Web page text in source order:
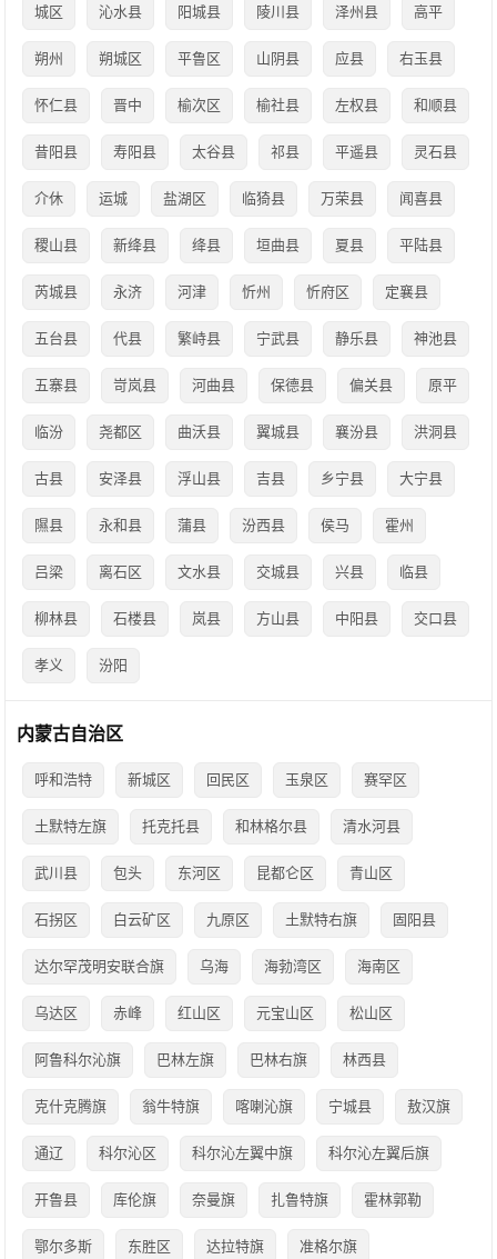
城区 沁水县 阳城县 陵川县 泽州县 高平
朔州 朔城区 平鲁区 山阴县 应县 右玉县
怀仁县 晋中 榆次区 榆社县 左权县 和顺县
昔阳县 寿阳县 太谷县 祁县 平遥县 灵石县
介休 运城 盐湖区 临猗县 万荣县 闻喜县
稷山县 新绛县 绛县 垣曲县 夏县 平陆县
芮城县 永济 河津 忻州 忻府区 定襄县
五台县 代县 繁峙县 宁武县 静乐县 神池县
五寨县 岢岚县 河曲县 保德县 偏关县 原平
临汾 尧都区 曲沃县 翼城县 襄汾县 洪洞县
古县 安泽县 浮山县 吉县 乡宁县 大宁县
隰县 永和县 蒲县 汾西县 侯马 霍州
吕梁 离石区 文水县 交城县 兴县 临县
柳林县 石楼县 岚县 方山县 中阳县 交口县
孝义 汾阳
内蒙古自治区
呼和浩特 新城区 回民区 玉泉区 赛罕区
土默特左旗 托克托县 和林格尔县 清水河县
武川县 包头 东河区 昆都仑区 青山区
石拐区 白云矿区 九原区 土默特右旗 固阳县
达尔罕茂明安联合旗 乌海 海勃湾区 海南区
乌达区 赤峰 红山区 元宝山区 松山区
阿鲁科尔沁旗 巴林左旗 巴林右旗 林西县
克什克腾旗 翁牛特旗 喀喇沁旗 宁城县 敖汉旗
通辽 科尔沁区 科尔沁左翼中旗 科尔沁左翼后旗
开鲁县 库伦旗 奈曼旗 扎鲁特旗 霍林郭勒
鄂尔多斯 东胜区 达拉特旗 准格尔旗